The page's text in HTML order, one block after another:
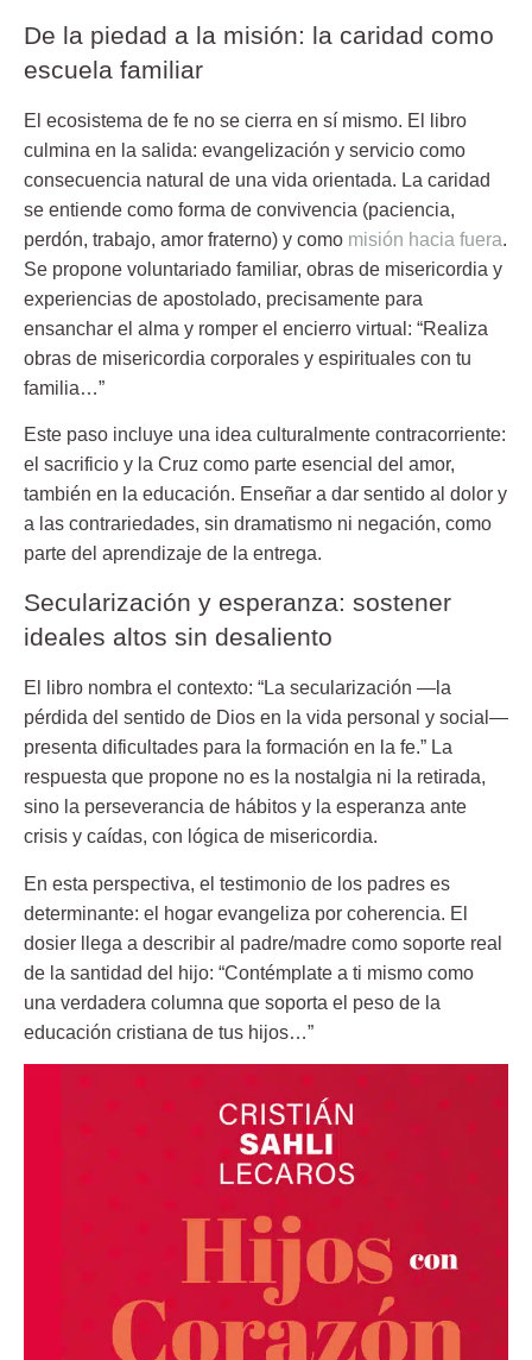
De la piedad a la misión: la caridad como
escuela familiar
El ecosistema de fe no se cierra en sí mismo. El libro
culmina en la salida: evangelización y servicio como
consecuencia natural de una vida orientada. La caridad
se entiende como forma de convivencia (paciencia,
perdón, trabajo, amor fraterno) y como misión hacia fuera.
Se propone voluntariado familiar, obras de misericordia y
experiencias de apostolado, precisamente para
ensanchar el alma y romper el encierro virtual: “Realiza
obras de misericordia corporales y espirituales con tu
familia…”
Este paso incluye una idea culturalmente contracorriente:
el sacrificio y la Cruz como parte esencial del amor,
también en la educación. Enseñar a dar sentido al dolor y
a las contrariedades, sin dramatismo ni negación, como
parte del aprendizaje de la entrega.
Secularización y esperanza: sostener
ideales altos sin desaliento
El libro nombra el contexto: “La secularización —la
pérdida del sentido de Dios en la vida personal y social—
presenta dificultades para la formación en la fe.” La
respuesta que propone no es la nostalgia ni la retirada,
sino la perseverancia de hábitos y la esperanza ante
crisis y caídas, con lógica de misericordia.
En esta perspectiva, el testimonio de los padres es
determinante: el hogar evangeliza por coherencia. El
dosier llega a describir al padre/madre como soporte real
de la santidad del hijo: “Contémplate a ti mismo como
una verdadera columna que soporta el peso de la
educación cristiana de tus hijos…”